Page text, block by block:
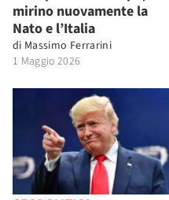
mirino nuovamente la
Nato e l’Italia
di Massimo Ferrarini
1 Maggio 2026